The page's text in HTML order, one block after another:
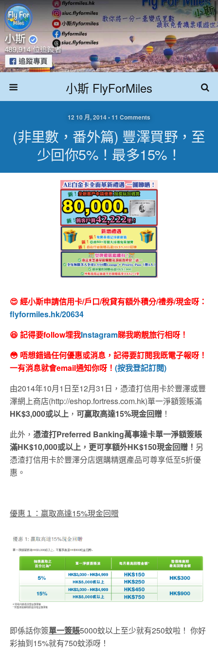
小斯 FlyForMiles
12 10 月, 2014 • 11 Comments
(非里數，番外篇) 豐澤買野，至
少回你5%！最多15%！
😍 經小斯申請信用卡/戶口/稅貸有額外積分/禮券/現金呀：
flyformiles.hk/20634
😆 記得要follow埋我Instagram睇我啲靚旅行相呀！
😳 唔想錯過任何優惠或消息，記得要訂閱我既電子報呀！
一有消息就會email通知你呀！ (按我登記訂閱)
由2014年10月1日至12月31日，憑渣打信用卡於豐澤或豐
澤網上商店(http://eshop.fortress.com.hk)單一淨額簽賬滿
HK$3,000或以上 ， 可贏取高達15%現金回贈 ！
此外， 憑渣打Preferred Banking萬事達卡單一淨額簽賬
滿HK$10,000或以上，更可享額外HK$150現金回贈！ 另
憑渣打信用卡於豐澤分店選購精選產品可尊享低至5折優
惠。
優惠１：嬴取高達15%現金回贈
即係話你簽單一簽賬5000蚊以上至少就有250蚊啦！ 你好
彩抽到15%就有750蚊添呀！